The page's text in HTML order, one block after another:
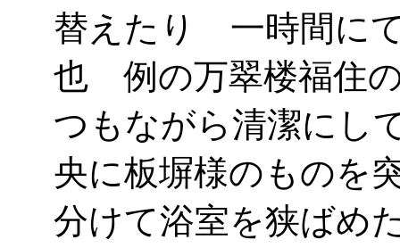
替えたり 一時間に
也 例の万翠楼福住
つもながら清潔にし
央に板塀様のものを
分けて浴室を狭ばめ